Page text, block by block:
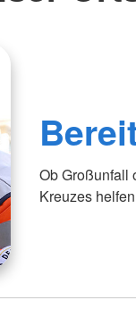
Ob Großunfall
Kreuzes